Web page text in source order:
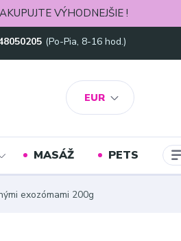
VÝHODNEJŠIE !
EUR
(Po-Pia, 8-16 hod.)
MASÁŽ PETS
exozómami 200g